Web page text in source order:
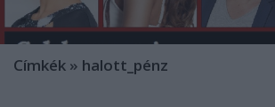
Címkék » halott_pénz